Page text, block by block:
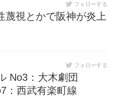
フォローする
蔑視とかで阪神が炎上
フォローする
No3：大木劇団
：西武有楽町線